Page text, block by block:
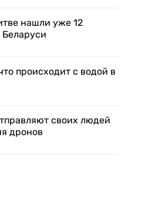
нашли уже 12
происходит с водой в
своих людей
дронов